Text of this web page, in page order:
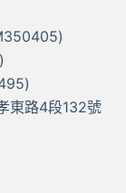
東路4段132號